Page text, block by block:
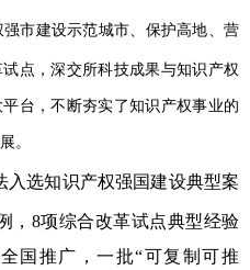
强市建设示范城市、保护高地、营
试点，深交所科技成果与知识产权
台，不断夯实了知识产权事业的
。
入选知识产权强国建设典型案
，8项综合改革试点典型经验
国推广，一批“可复制可推